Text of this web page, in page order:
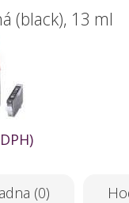
(black), 13 ml
(0)